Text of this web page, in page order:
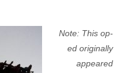
No comments
Note: This op-
ed originally
appeared